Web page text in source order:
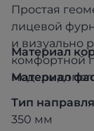
Простая
лицевой
и визуально
комфортной
модель
Материал
Материал
Тип
350 мм